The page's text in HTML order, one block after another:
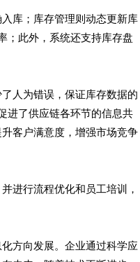
库；库存管理则动态更新库
；此外，系统还支持库存盘
人为错误，保证库存数据的
进了供应链各环节的信息共
客户满意度，增强市场竞争
进行流程优化和员工培训，
方向发展。企业通过科学应